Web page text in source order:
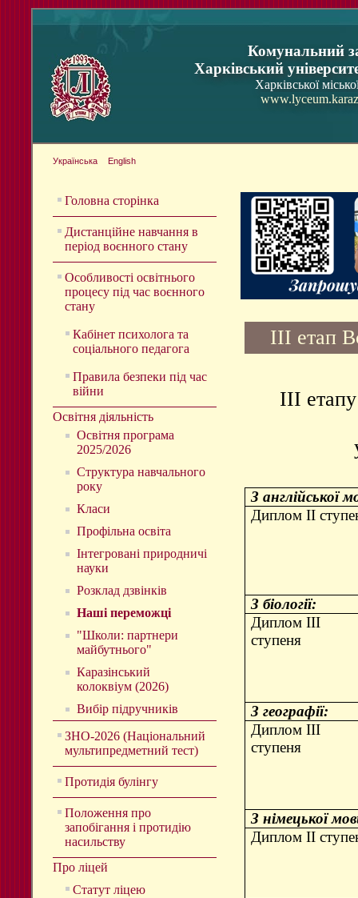
Комунальний
Харківський
Харківської
Українська English
Головна сторінка
Дистанційне навчання в
період воєнного стану
Особливості освітнього
процесу під час воєнного
стану
Кабінет психолога та
соціального педагога
Правила безпеки під час
війни
Освітня діяльність
Освітня програма
2025/2026
Структура навчального
року
Класи
Профільна освіта
Інтегровані природничі
науки
Розклад дзвінків
Наші переможці
"Школи: партнери
майбутнього"
Каразінський
колоквіум (2026)
Вибір підручників
ЗНО-2026 (Національний
мультипредметний тест)
Протидія булінгу
Положення про
запобігання і протидію
насильству
Про ліцей
Статут ліцею
ІІІ етап
ІІІ
З англійської
Диплом ІІ
З біології:
Диплом ІІІ
ступеня
З географії:
Диплом ІІІ
ступеня
З німецької
Диплом II